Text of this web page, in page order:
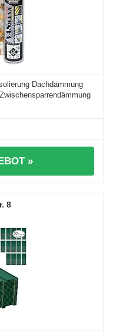
Dachdämmung
»
8